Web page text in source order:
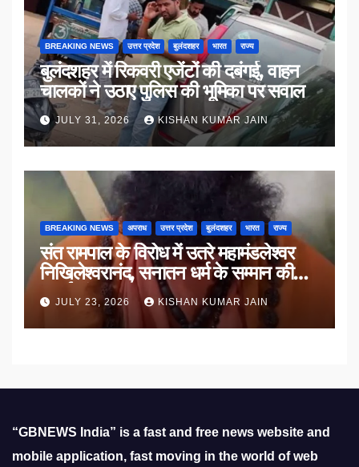
BREAKING NEWS उत्तर प्रदेश बुलंदशहर भारत राज्य
बुलंदशहर में रिकवरी एजेंटों की दबंगई, वाहन
चालकों ने उठाए पुलिस की भूमिका पर सवाल
JULY 31, 2026 KISHAN KUMAR JAIN
BREAKING NEWS अपराध उत्तर प्रदेश बुलंदशहर भारत राज्य
संत रामपाल के विरोध में उतरे महामंडलेश्वर
निखिलेश्वरानंद, सनातन धर्म के सम्मान की
उठाई मांग
JULY 23, 2026 KISHAN KUMAR JAIN
“GBNEWS India” is a fast and free news website and
mobile application, fast moving in the world of web